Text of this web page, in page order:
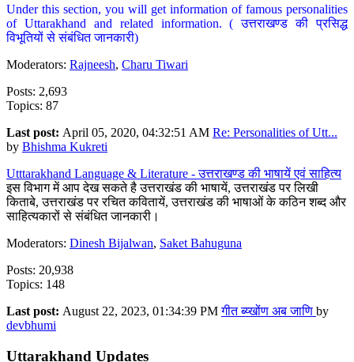
Under this section, you will get information of famous personalities
of Uttarakhand and related information. ( उत्तराखण्ड की प्रसिद्ध
विभूतियों से संबंधित जानकारी)
Moderators: Rajneesh, Charu Tiwari
Posts: 2,693
Topics: 87
Last post: April 05, 2020, 04:32:51 AM Re: Personalities of Utt...
by Bhishma Kukreti
Utttarakhand Language & Literature - उत्तराखण्ड की भाषायें एवं साहित्य
इस विभाग में आप देख सकते है उत्तराखंड की भाषायें, उत्तराखंड पर लिखी
किताबे, उत्तराखंड पर रचित कवितायें, उत्तराखंड की भाषाओं के कठिन शब्द और
साहित्यकारों से संबंधित जानकारी।
Moderators: Dinesh Bijalwan, Saket Bahuguna
Posts: 20,938
Topics: 148
Last post: August 22, 2023, 01:34:39 PMगीत ब्य्खोंण अब जाणि by
devbhumi
Uttarakhand Updates